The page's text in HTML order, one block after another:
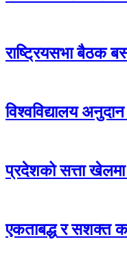
राष्ट्रियसभा बैठक
विश्वविद्यालय
प्रदेशको सत्ता खेलमा
एकताबद्ध र सशक्त